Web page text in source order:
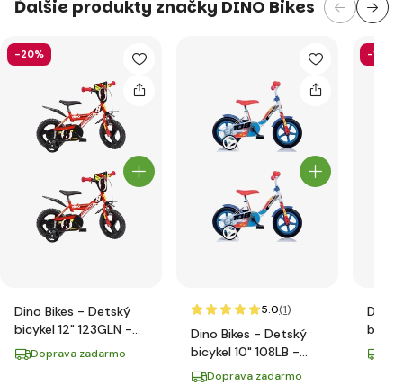
Ďalšie produkty značky DINO Bikes
-20%
Dino Bikes - Detský
bicykel 12" 123GLN -
červený 2014
Doprava zadarmo
5.0(1)
Dino Bikes - Detský
bicykel 10" 108LB -
modrý 2017
Doprava zadarmo
-19%
Dino